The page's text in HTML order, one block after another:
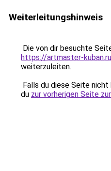
Weiterleitungshinweis
Die von dir besuchte
https://artmaster-
weiterzuleiten.
Falls du diese Seite
du zur vorherigen Seite